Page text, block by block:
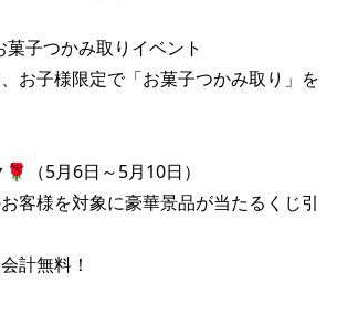
子つかみ取りイベント
お子様限定で「お菓子つかみ取り」を
（5月6日～5月10日）
客様を対象に豪華景品が当たるくじ引
計無料！